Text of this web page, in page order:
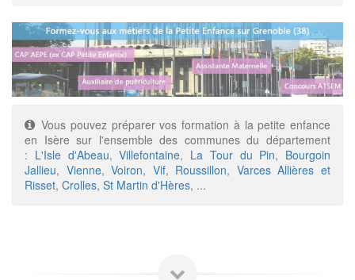
Vous pouvez préparer vos formation à la petite enfance
en Isère sur l'ensemble des communes du département
: L'Isle d'Abeau,Villefontaine, La Tour du Pin, Bourgoin
Jallieu, Vienne,Voiron, Vif, Roussillon, Varces Allières et
Risset, Crolles, St Martin d'Hères, ...